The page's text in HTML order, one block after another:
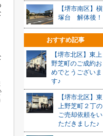
【堺市南区】槇
塚台 解体後！
おすすめ記事
【堺市北区】東上
野芝町のご成約お
めでとうございま
す♪
【堺市北区】東
上野芝町２丁の
ご売却依頼をい
ただきました♪